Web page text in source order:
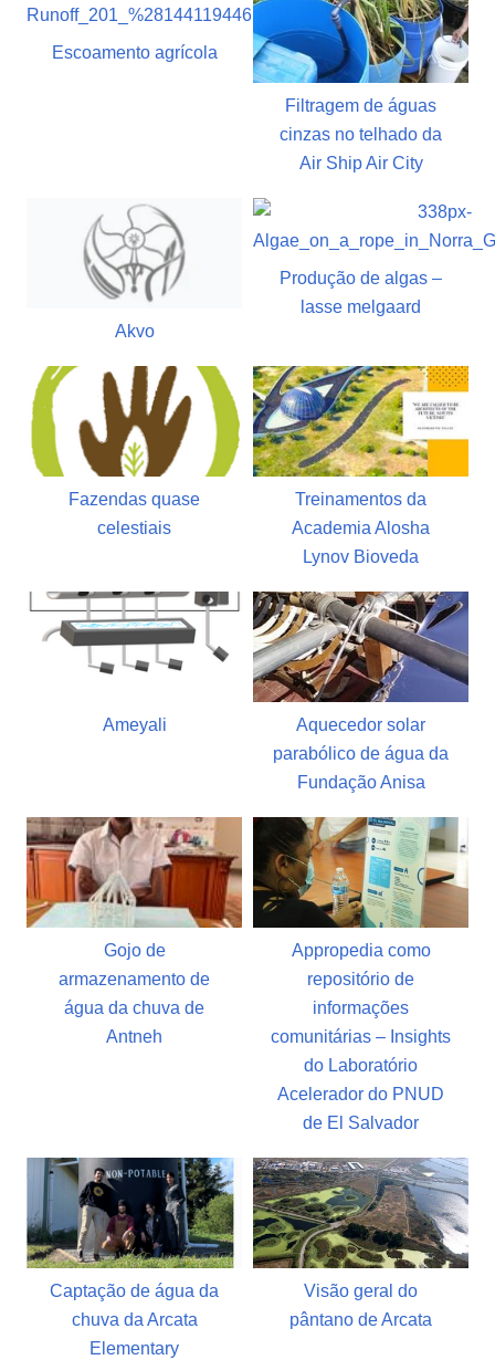
Escoamento agrícola
Filtragem de águas
cinzas no telhado da
Air Ship Air City
Akvo
Produção de algas –
lasse melgaard
Fazendas quase
celestiais
Treinamentos da
Academia Alosha
Lynov Bioveda
Ameyali
Aquecedor solar
parabólico de água da
Fundação Anisa
Gojo de
armazenamento de
água da chuva de
Antneh
Appropedia como
repositório de
informações
comunitárias – Insights
do Laboratório
Acelerador do PNUD
de El Salvador
Captação de água da
chuva da Arcata
Elementary
Visão geral do
pântano de Arcata